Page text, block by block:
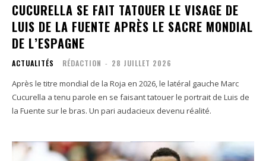
CUCURELLA SE FAIT TATOUER LE VISAGE DE
LUIS DE LA FUENTE APRÈS LE SACRE MONDIAL
DE L’ESPAGNE
ACTUALITÉS RÉDACTION - 28 JUILLET 2026
Après le titre mondial de la Roja en 2026, le latéral gauche Marc
Cucurella a tenu parole en se faisant tatouer le portrait de Luis de
la Fuente sur le bras. Un pari audacieux devenu réalité.